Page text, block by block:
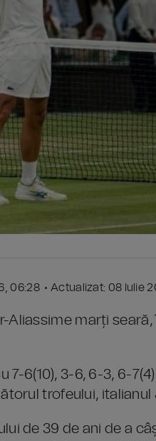
06:28 • Actualizat: 08 Iulie
Aliassime marți
6(10), 3-6, 6-3, 6-
trofeului, italianul
de 39 de ani de a